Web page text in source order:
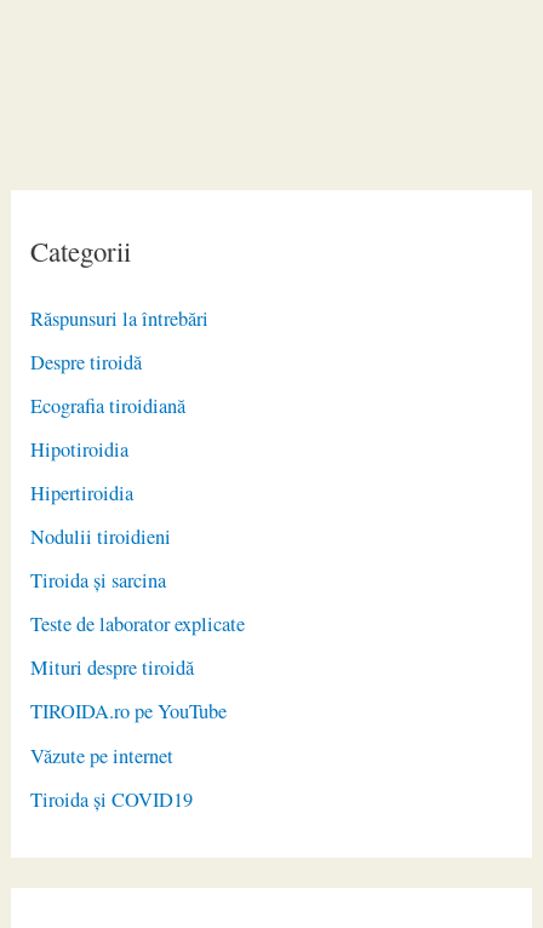
Categorii
Răspunsuri la întrebări
Despre tiroidă
Ecografia tiroidiană
Hipotiroidia
Hipertiroidia
Nodulii tiroidieni
Tiroida și sarcina
Teste de laborator explicate
Mituri despre tiroidă
TIROIDA.ro pe YouTube
Văzute pe internet
Tiroida și COVID19